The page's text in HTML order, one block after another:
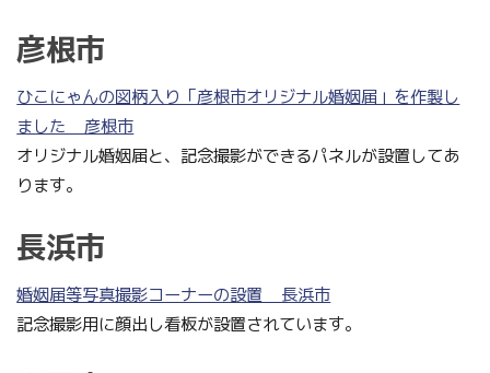
彦根市
ひこにゃんの図柄入り「彦根市オリジナル婚姻届」を作製し
ました _ 彦根市
オリジナル婚姻届と、記念撮影ができるパネルが設置してあ
ります。
長浜市
婚姻届等写真撮影コーナーの設置 _ 長浜市
記念撮影用に顔出し看板が設置されています。